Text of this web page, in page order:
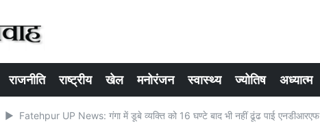
राजनीति राष्ट्रीय खेल मनोरंजन स्वास्थ्य ज्योतिष अध्यात्म
Fatehpur UP News: गंगा में डूबे व्यक्ति को 16 घण्टे बाद भी नहीं ढूंढ पाई एनडीआरएफ